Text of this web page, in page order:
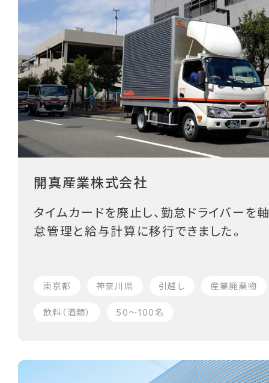
開真産業株式会社
タイムカードを廃止し、勤怠ドライバーを
怠管理と給与計算に移行できました。
東京都 神奈川県 引越し 産業廃棄物
飲料（酒類） 50〜100名